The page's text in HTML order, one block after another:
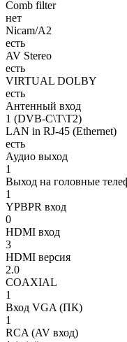
Comb filter
нет
Nicam/A2
есть
AV Stereo
есть
VIRTUAL DOLBY
есть
Антенный вход
1 (DVB-C\T\T2)
LAN in RJ-45 (Ethernet)
есть
Аудио выход
1
Выход на головные
1
YPBPR вход
0
HDMI вход
3
HDMI версия
2.0
COAXIAL
1
Вход VGA (ПК)
1
RCA (AV вход)